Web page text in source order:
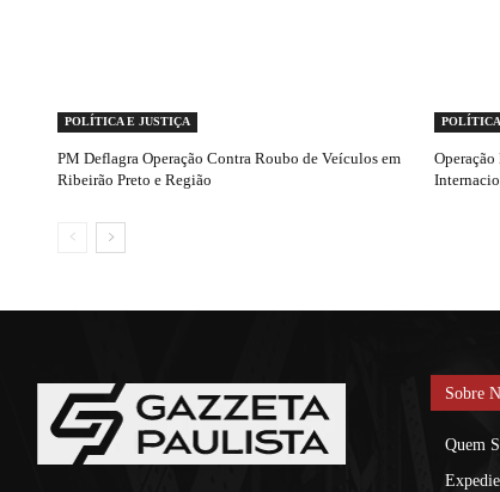
POLÍTICA E JUSTIÇA
PM Deflagra Operação Contra Roubo de Veículos em
Ribeirão Preto e Região
Sobre
Quem